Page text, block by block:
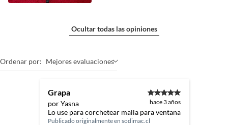
Ocultar todas las opiniones
Ordenar por: Mejores evaluaciones
Grapa
por Yasna hace 3 años
Lo use para corchetear malla para ventana
Publicado originalmente en sodimac.cl